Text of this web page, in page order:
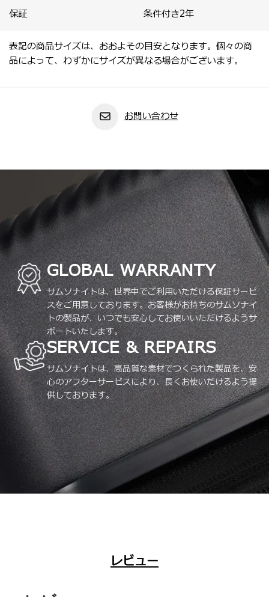
保証 条件付き2年
表記の商品サイズは、おおよその目安となります。個々の商
品によって、わずかにサイズが異なる場合がございます。
お問い合わせ
GLOBAL WARRANTY
サムソナイトは、世界中でご利用いただける保証サービ
スをご用意しております。お客様がお持ちのサムソナイ
トの製品が、いつでも安心してお使いいただけるようサ
ポートいたします。
SERVICE & REPAIRS
サムソナイトは、高品質な素材でつくられた製品を、安
心のアフターサービスにより、長くお使いだけるよう提
供しております。
レビュー